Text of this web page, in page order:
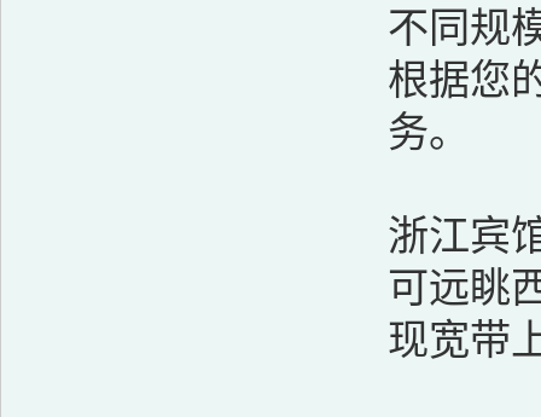
不同规
根据您
务。
浙江宾
可远眺
现宽带